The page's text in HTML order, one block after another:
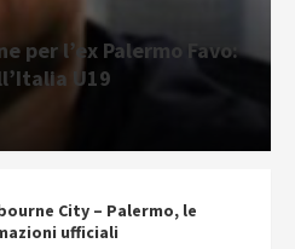
per l’ex Palermo Favo:
U19
City – Palermo, le
ufficiali